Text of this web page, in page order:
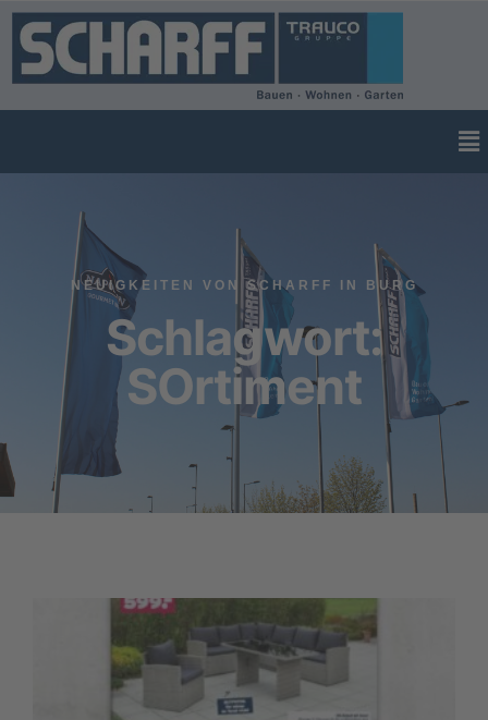
NEUIGKEITEN VON SCHARFF IN BURG
Schlagwort:
SOrtiment